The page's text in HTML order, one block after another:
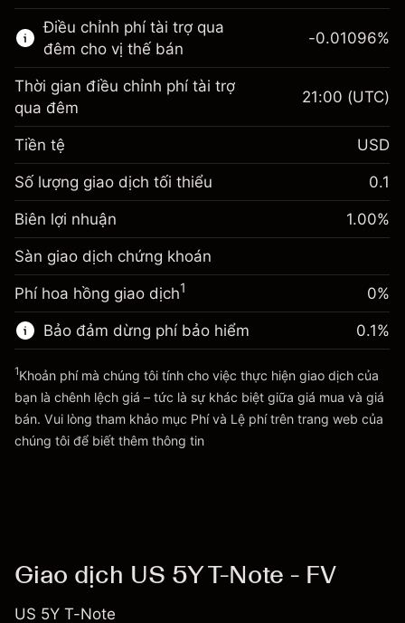
Tìm hiểu thêm về:
CFD
Biên lợi nhuận. Đầu tư
của bạn
Điều chỉnh phí tài trợ qua
đêm
Phí được tính trên toàn bộ giá
trị vị thế.
-0.01096
%
Quy mô giao dịch với đòn bẩy ~
Tiền từ đòn bẩy ~ $
Điều chỉnh phí tài trợ qua
đêm cho vị thế bán
Biên lợi nhuận. Đầu tư
của bạn
$1,000.00
Điều chỉnh phí tài trợ qua
đêm
Phí được tính trên toàn bộ giá
trị vị thế.
%
Quy mô giao dịch với đòn bẩy ~
Tiền từ đòn bẩy ~ $
Đi đến nền tảng
-0.01096%
Thời gian điều chỉnh phí tài trợ
qua đêm
21:00 (UTC)
Tiền tệ USD
Số lượng giao dịch tối thiểu 0.1
Biên lợi nhuận 1.00%
Sàn giao dịch chứng khoán
Phí hoa hồng giao dịch1 0%
Bảo đảm dừng phí bảo hiểm
Phí và Lệ phí
0.1%
1Khoản phí mà chúng tôi tính cho việc thực hiện giao dịch của
bạn là chênh lệch giá – tức là sự khác biệt giữa giá mua và giá
bán. Vui lòng tham khảo mục Phí và Lệ phítrên trang web của
chúng tôi để biết thêm thông tin
Giao dịch US 5Y T-Note - FV
US 5Y T-Note